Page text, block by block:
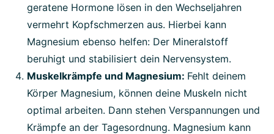
geratene Hormone lösen in den Wechseljahren
vermehrt Kopfschmerzen aus. Hierbei kann
Magnesium ebenso helfen: Der Mineralstoff
beruhigt und stabilisiert dein Nervensystem.
Muskelkrämpfe und Magnesium: Fehlt deinem
Körper Magnesium, können deine Muskeln nicht
optimal arbeiten. Dann stehen Verspannungen und
Krämpfe an der Tagesordnung. Magnesium kann